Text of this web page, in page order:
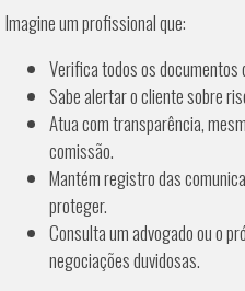
Imagine um profissional que:
Verifica todos os documentos
Sabe alertar o cliente sobre
Atua com transparência,
comissão.
Mantém registro das
proteger.
Consulta um advogado ou o
negociações duvidosas.